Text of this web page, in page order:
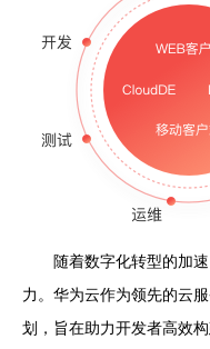
随着数字化转型的加
力。华为云作为领先的云
划，旨在助力开发者高效